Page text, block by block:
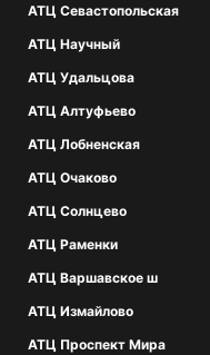
АТЦ Севастопольская
АТЦ Научный
АТЦ Удальцова
АТЦ Алтуфьево
АТЦ Лобненская
АТЦ Очаково
АТЦ Солнцево
АТЦ Раменки
АТЦ Варшавское ш
АТЦ Измайлово
АТЦ Проспект Мира